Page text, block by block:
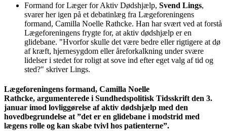
Formand for Læger for Aktiv Dødshjælp, Svend Lings,
svarer her igen på et debatinlæg fra Lægeforeningens
formand, Camilla Noelle Rathcke. Han har svært ved at forstå
Lægeforeningens frygte for, at aktiv dødshjælp er en
glidebane. "Hvorfor skulle det være bedre eller rigtigere at dø
af kræft, hjernesygdom eller åreforkalkning under svære
lidelser i stedet for roligt at sove ind efter eget valg af tid og
sted?" skriver Lings.
Lægeforeningens formand, Camilla Noelle
Rathcke, argumenterede i Sundhedspolitisk Tidsskrift den 3.
januar imod lovliggørelse af aktiv dødshjælp med den
hovedbegrundelse at ”det er en glidebane i modstrid med
lægens rolle og kan skabe tvivl hos patienterne”.